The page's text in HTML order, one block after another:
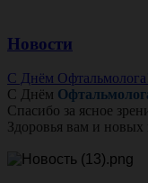
Новости
С Днём Офтальмолога!
С Днём
Спасибо за ясное
Здоровья вам и